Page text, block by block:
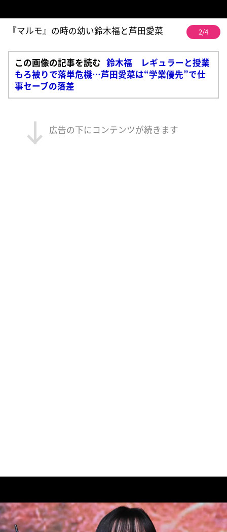
『マルモ』の時の幼い鈴木福と芦田愛菜 2/4
この画像の記事を読む 鈴木福 レギュラーと授業
もろ被りで落単危機…芦田愛菜は“学業優先”で仕
事セーブの落差
広告の下にコンテンツが続きます